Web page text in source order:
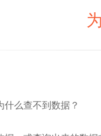
么查不到数据？